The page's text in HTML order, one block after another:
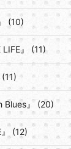
(10)
』 (11)
Blues』 (20)
(12)